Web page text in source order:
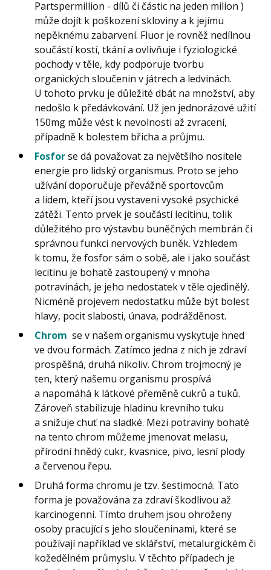
Partspermillion - dílů či částic na jeden milion )
může dojít k poškození skloviny a k jejímu
nepěknému zabarvení. Fluor je rovněž nedílnou
součástí kostí, tkání a ovlivňuje i fyziologické
pochody v těle, kdy podporuje tvorbu
organických sloučenin v játrech a ledvinách.
U tohoto prvku je důležité dbát na množství, aby
nedošlo k předávkování. Už jen jednorázové užití
150mg může vést k nevolnosti až zvracení,
případně k bolestem břicha a průjmu.
Fosforse dá považovat za největšího nositele
energie pro lidský organismus. Proto se jeho
užívání doporučuje převážně sportovcům
a lidem, kteří jsou vystaveni vysoké psychické
zátěži. Tento prvek je součástí lecitinu, tolik
důležitého pro výstavbu buněčných membrán či
správnou funkci nervových buněk. Vzhledem
k tomu, že fosfor sám o sobě, ale i jako součást
lecitinu je bohatě zastoupený v mnoha
potravinách, je jeho nedostatek v těle ojedinělý.
Nicméně projevem nedostatku může být bolest
hlavy, pocit slabosti, únava, podrážděnost.
Chrom se v našem organismu vyskytuje hned
ve dvou formách. Zatímco jedna z nich je zdraví
prospěšná, druhá nikoliv. Chrom trojmocný je
ten, který našemu organismu prospívá
a napomáhá k látkové přeměně cukrů a tuků.
Zároveň stabilizuje hladinu krevního tuku
a snižuje chuť na sladké. Mezi potraviny bohaté
na tento chrom můžeme jmenovat melasu,
přírodní hnědý cukr, kvasnice, pivo, lesní plody
a červenou řepu.
Druhá forma chromu je tzv. šestimocná. Tato
forma je považována za zdraví škodlivou až
karcinogenní. Tímto druhem jsou ohroženy
osoby pracující s jeho sloučeninami, které se
používají například ve sklářství, metalurgickém či
kožedělném průmyslu. V těchto případech je